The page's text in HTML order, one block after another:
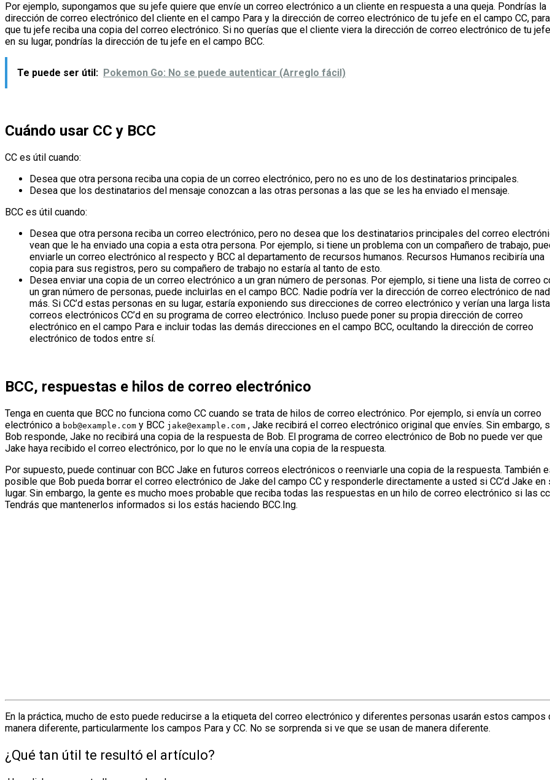
Por ejemplo, supongamos que su jefe quiere que envíe un correo electrónico a un cliente en respuesta a una queja. Pondrías la
dirección de correo electrónico del cliente en el campo Para y la dirección de correo electrónico de tu jefe en el campo CC, para
que tu jefe reciba una copia del correo electrónico. Si no querías que el cliente viera la dirección de correo electrónico de tu
en su lugar, pondrías la dirección de tu jefe en el campo BCC.
Te puede ser útil: Pokemon Go: No se puede autenticar (Arreglo fácil)
Cuándo usar CC y BCC
CC es útil cuando:
Desea que otra persona reciba una copia de un correo electrónico, pero no es uno de los destinatarios principales.
Desea que los destinatarios del mensaje conozcan a las otras personas a las que se les ha enviado el mensaje.
BCC es útil cuando:
Desea que otra persona reciba un correo electrónico, pero no desea que los destinatarios principales del correo
vean que le ha enviado una copia a esta otra persona. Por ejemplo, si tiene un problema con un compañero de trabajo,
enviarle un correo electrónico al respecto y BCC al departamento de recursos humanos. Recursos Humanos recibiría una
copia para sus registros, pero su compañero de trabajo no estaría al tanto de esto.
Desea enviar una copia de un correo electrónico a un gran número de personas. Por ejemplo, si tiene una lista de correo
un gran número de personas, puede incluirlas en el campo BCC. Nadie podría ver la dirección de correo electrónico de
más. Si CC’d estas personas en su lugar, estaría exponiendo sus direcciones de correo electrónico y verían una larga
correos electrónicos CC’d en su programa de correo electrónico. Incluso puede poner su propia dirección de correo
electrónico en el campo Para e incluir todas las demás direcciones en el campo BCC, ocultando la dirección de correo
electrónico de todos entre sí.
BCC, respuestas e hilos de correo electrónico
Tenga en cuenta que BCC no funciona como CC cuando se trata de hilos de correo electrónico. Por ejemplo, si envía un correo
electrónico a bob@example.com y BCC jake@example.com , Jake recibirá el correo electrónico original que envíes. Sin embargo,
Bob responde, Jake no recibirá una copia de la respuesta de Bob. El programa de correo electrónico de Bob no puede ver que
Jake haya recibido el correo electrónico, por lo que no le envía una copia de la respuesta.
Por supuesto, puede continuar con BCC Jake en futuros correos electrónicos o reenviarle una copia de la respuesta. También
posible que Bob pueda borrar el correo electrónico de Jake del campo CC y responderle directamente a usted si CC’d Jake en
lugar. Sin embargo, la gente es mucho moes probable que reciba todas las respuestas en un hilo de correo electrónico si las
Tendrás que mantenerlos informados si los estás haciendo BCC.Ing.
En la práctica, mucho de esto puede reducirse a la etiqueta del correo electrónico y diferentes personas usarán estos campos
manera diferente, particularmente los campos Para y CC. No se sorprenda si ve que se usan de manera diferente.
¿Qué tan útil te resultó el artículo?